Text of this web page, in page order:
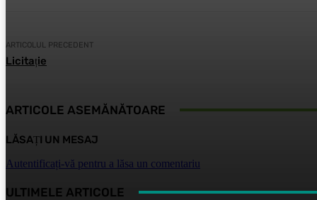
ARTICOLUL PRECEDENT
Licitație
ARTICOLE ASEMĂNĂTOARE
LĂSAȚI UN MESAJ
Autentificați-vă pentru a lăsa un comentariu
ULTIMELE ARTICOLE